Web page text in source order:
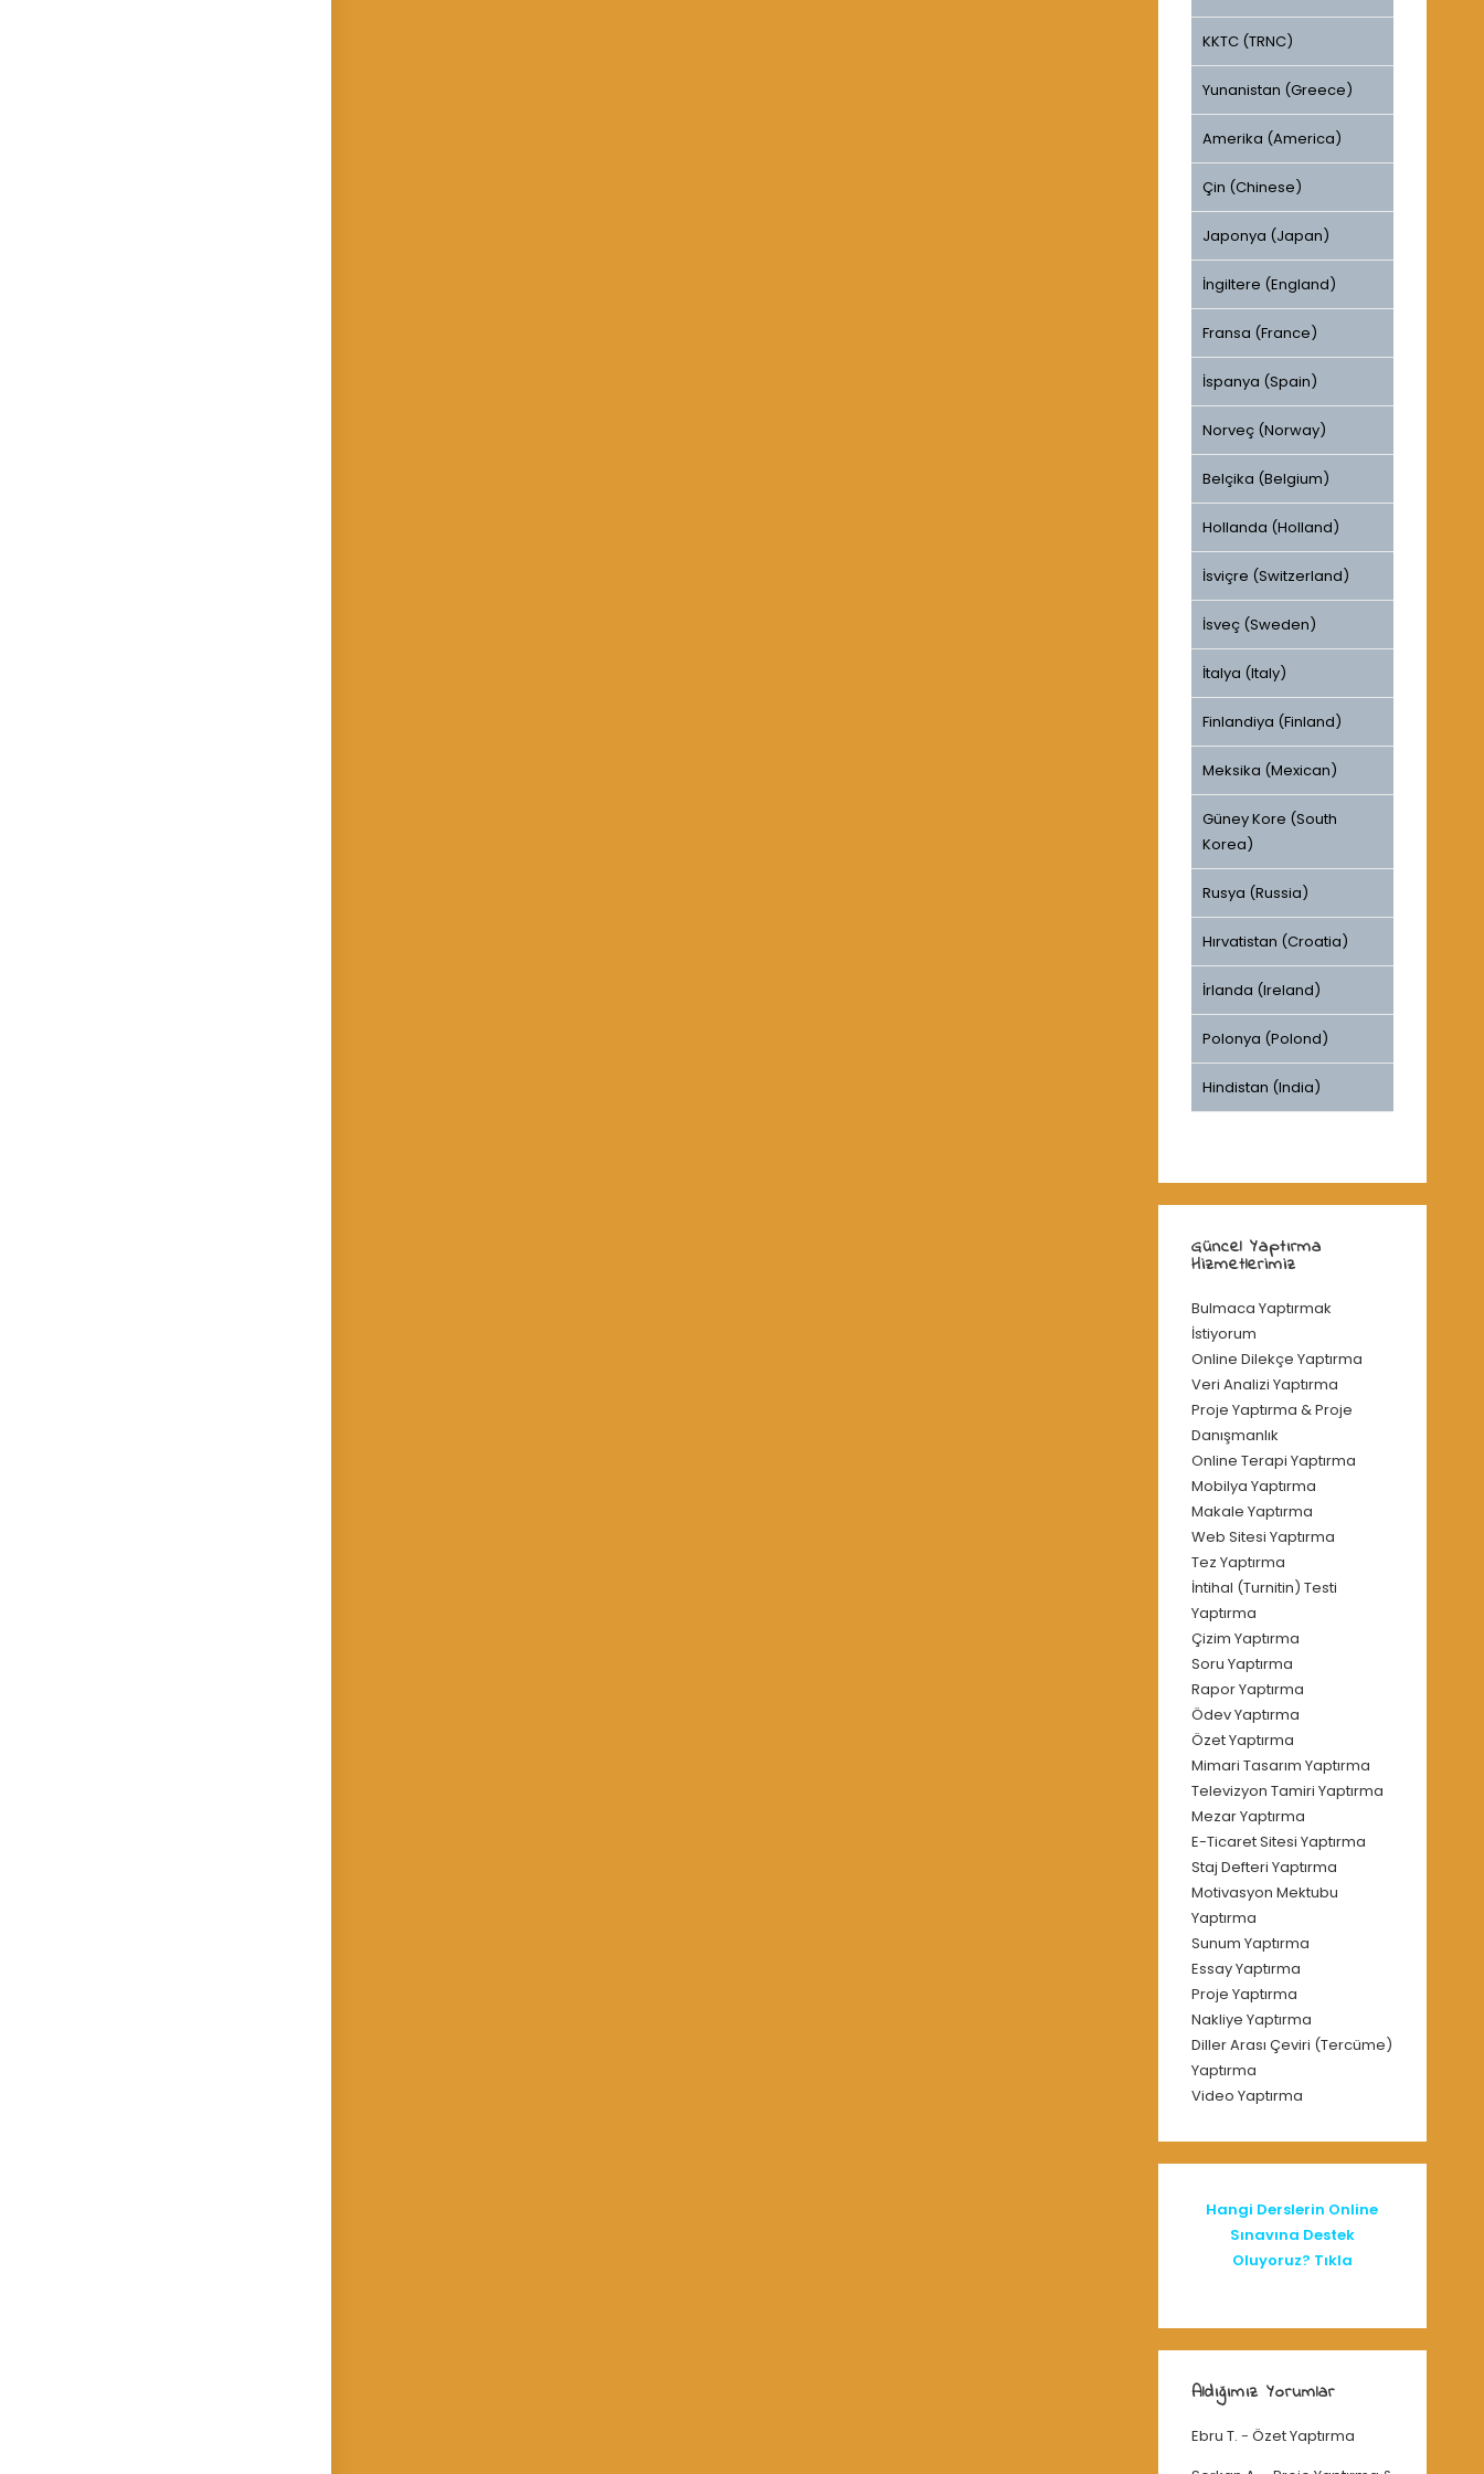
KKTC (TRNC)
Yunanistan (Greece)
Amerika (America)
Çin (Chinese)
Japonya (Japan)
İngiltere (England)
Fransa (France)
İspanya (Spain)
Norveç (Norway)
Belçika (Belgium)
Hollanda (Holland)
İsviçre (Switzerland)
İsveç (Sweden)
İtalya (Italy)
Finlandiya (Finland)
Meksika (Mexican)
Güney Kore (South
Korea)
Rusya (Russia)
Hırvatistan (Croatia)
İrlanda (Ireland)
Polonya (Polond)
Hindistan (India)
Güncel Yaptırma
Hizmetlerimiz
Bulmaca Yaptırmak
İstiyorum
Online Dilekçe Yaptırma
Veri Analizi Yaptırma
Proje Yaptırma & Proje
Danışmanlık
Online Terapi Yaptırma
Mobilya Yaptırma
Makale Yaptırma
Web Sitesi Yaptırma
Tez Yaptırma
İntihal (Turnitin) Testi
Yaptırma
Çizim Yaptırma
Soru Yaptırma
Rapor Yaptırma
Ödev Yaptırma
Özet Yaptırma
Mimari Tasarım Yaptırma
Televizyon Tamiri Yaptırma
Mezar Yaptırma
E-Ticaret Sitesi Yaptırma
Staj Defteri Yaptırma
Motivasyon Mektubu
Yaptırma
Sunum Yaptırma
Essay Yaptırma
Proje Yaptırma
Nakliye Yaptırma
Diller Arası Çeviri (Tercüme)
Yaptırma
Video Yaptırma
Hangi Derslerin Online
Sınavına Destek
Oluyoruz? Tıkla
Aldığımız Yorumlar
Ebru T. - Özet Yaptırma